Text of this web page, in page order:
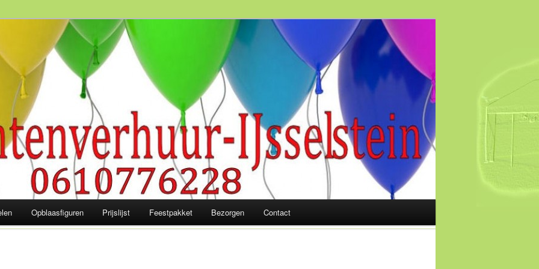
feest! 06-10 77 62 28
Opblaasfiguren Prijslijst Feestpakket Bezorgen Contact